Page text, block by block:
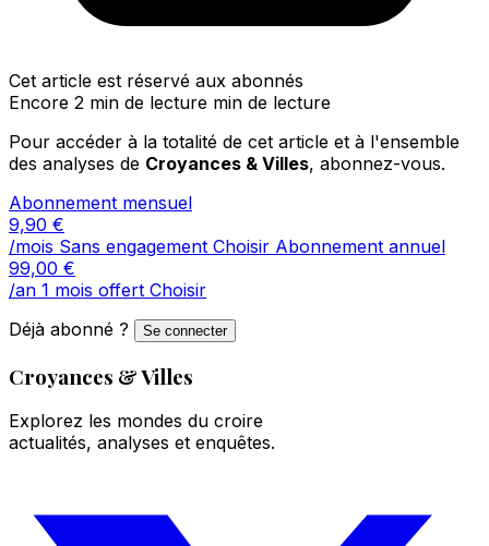
Cet article est réservé aux abonnés
Encore 2 min de lecture min de lecture
Pour accéder à la totalité de cet article et à l'ensemble
des analyses de Croyances & Villes, abonnez-vous.
Abonnement mensuel
9,90 €
/mois Sans engagement Choisir Abonnement annuel
99,00 €
/an 1 mois offert Choisir
Déjà abonné ?
Se connecter
Croyances & Villes
Explorez les mondes du croire
actualités, analyses et enquêtes.